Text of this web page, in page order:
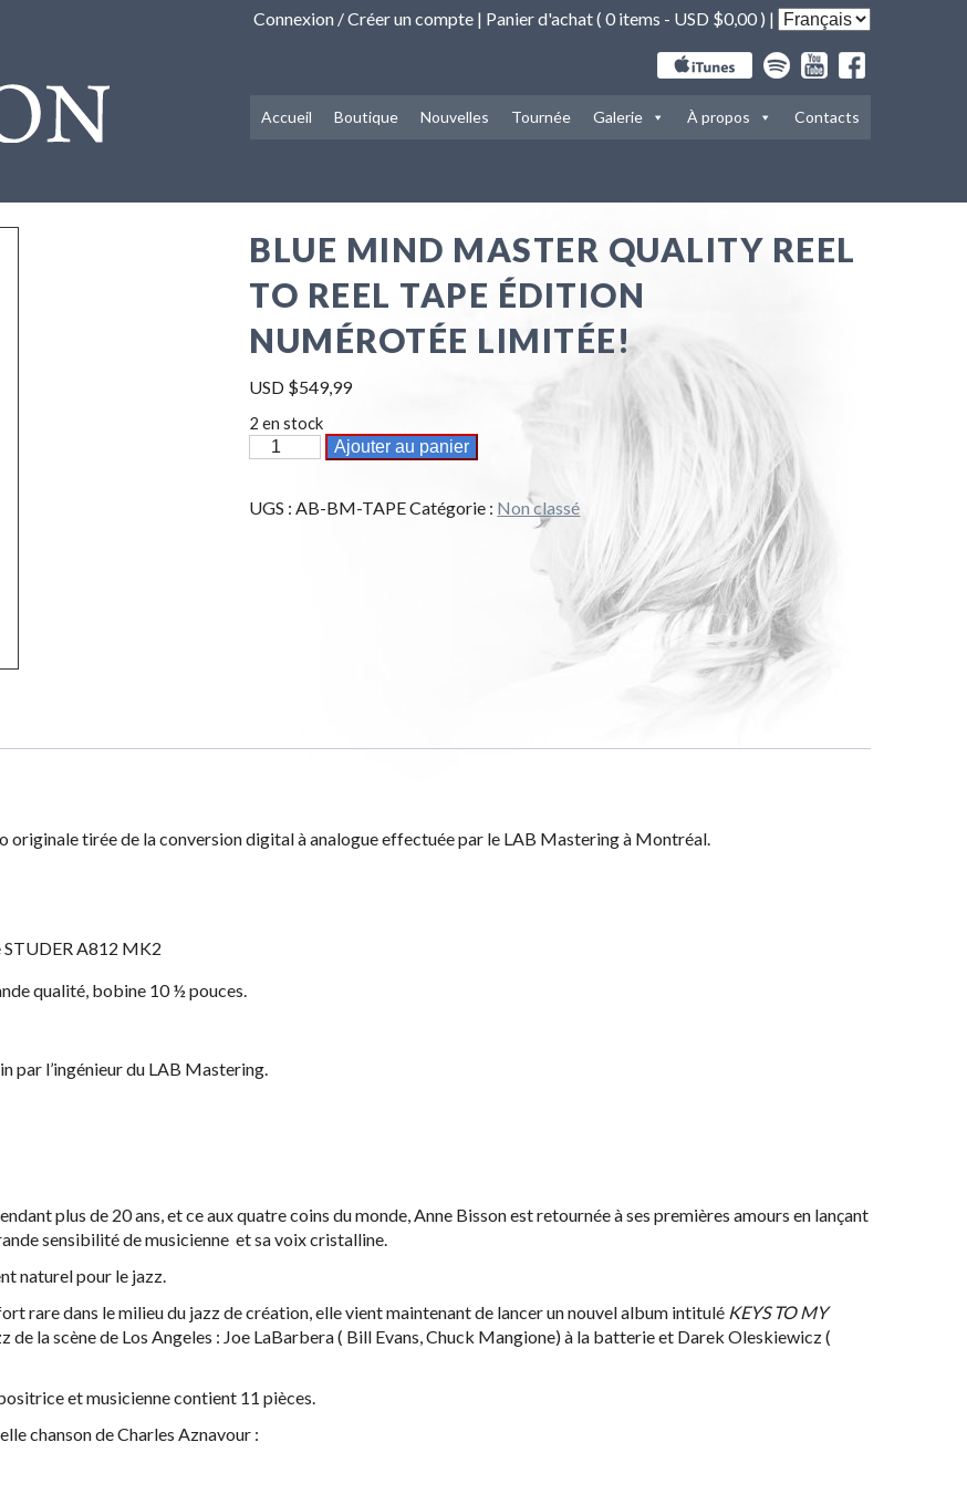
Connexion / Créer un compte | Panier d'achat ( 0 items - USD $0,00 ) |
Accueil Boutique Nouvelles Tournée Galerie À propos Contacts
BLUE MIND MASTER QUALITY REEL
TO REEL TAPE ÉDITION
NUMÉROTÉE LIMITÉE!
USD $549,99
2 en stock
quantité
Mind
Ajouter au panier
UGS :AB-BM-TAPECatégorie : Non classé
originale tirée de la conversion digital à analogue effectuée par le LAB Mastering à Montréal.
STUDER A812 MK2
qualité, bobine 10 ½ pouces.
par l’ingénieur du LAB Mastering.
plus de 20 ans, et ce aux quatre coins du monde, Anne Bisson est retournée à ses premières amours en lançant
sensibilité de musicienne et sa voix cristalline.
naturel pour le jazz.
rare dans le milieu du jazz de création, elle vient maintenant de lancer un nouvel album intitulé KEYS TO MY
de la scène de Los Angeles : Joe LaBarbera ( Bill Evans, Chuck Mangione) à la batterie et Darek Oleskiewicz (
et musicienne contient 11 pièces.
chanson de Charles Aznavour :